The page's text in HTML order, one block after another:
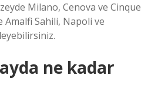
Milano, Cenova ve Cinque
Amalfi Sahili, Napoli ve
ne kadar